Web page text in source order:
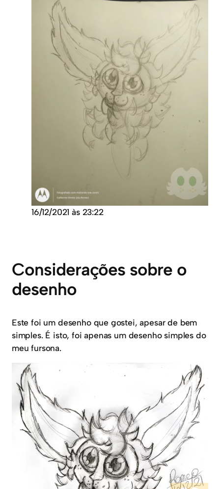
16/12/2021 às 23:22
Considerações sobre o
desenho
Este foi um desenho que gostei, apesar de bem
simples. É isto, foi apenas um desenho simples do
meu fursona.